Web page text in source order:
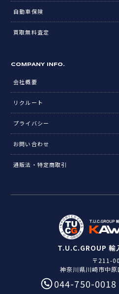
自動車保険
買取無料査定
COMPANY INFO.
会社概要
リクルート
プライバシー
お問い合わせ
通販法・特定商取引
T.U.C.GROUP 輸
〒211-
神奈川県川崎市中
044-750-0018